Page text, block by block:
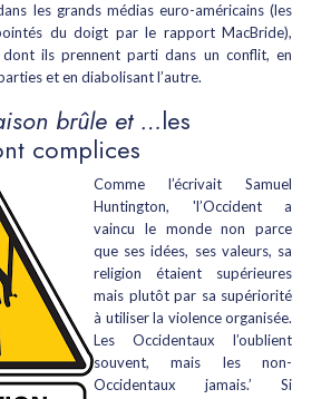
les grands médias euro-américains (les
du doigt par le rapport MacBride),
ils prennent parti dans un conflit, en
et en diabolisant l’autre.
brûle et …les
complices
Comme l’écrivait Samuel
Huntington, 'l’Occident a
vaincu le monde non parce
que ses idées, ses valeurs, sa
religion étaient supérieures
mais plutôt par sa supériorité
à utiliser la violence organisée.
Les Occidentaux l’oublient
souvent, mais les non-
Occidentaux jamais.’ Si